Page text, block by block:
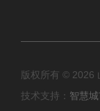
版权所有 © 2026
技术支持： 智慧城